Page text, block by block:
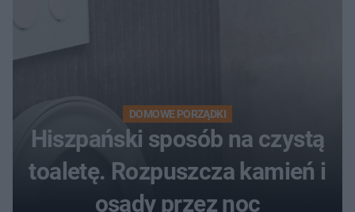
DOMOWE PORZĄDKI
Hiszpański sposób na czystą
toaletę. Rozpuszcza kamień i
osady przez noc